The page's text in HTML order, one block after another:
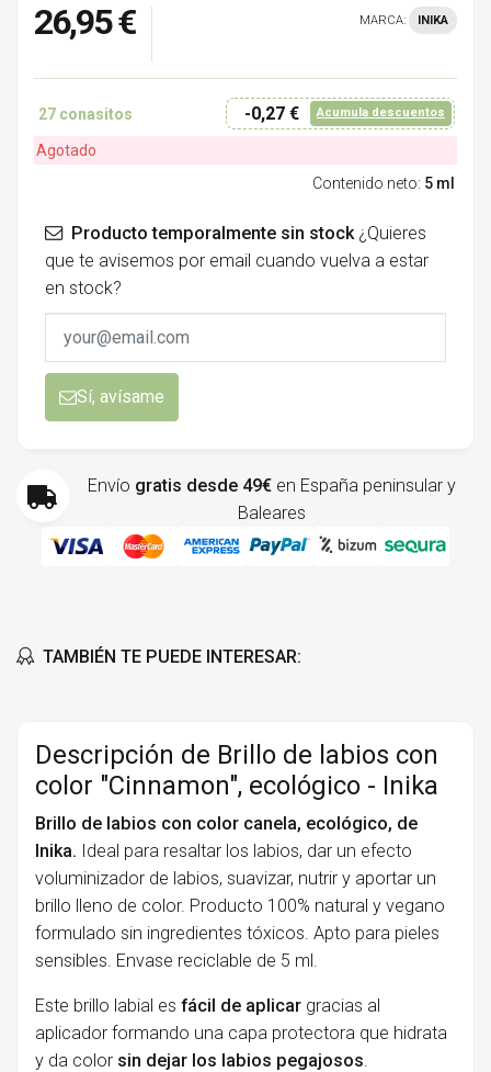
26,95 € MARCA: INIKA
27 conasitos -0,27 € Acumula descuentos
Agotado
Contenido neto: 5 ml
Producto temporalmente sin stock¿Quieres
que te avisemos por email cuando vuelva a estar
en stock?
Sí, avísame
Envío gratis desde 49€ en España peninsular y
Baleares
TAMBIÉN TE PUEDE INTERESAR:
Descripción de Brillo de labios con
color "Cinnamon", ecológico - Inika
Brillo de labios con color canela, ecológico, de
Inika. Ideal para resaltar los labios, dar un efecto
voluminizador de labios, suavizar, nutrir y aportar un
brillo lleno de color. Producto 100% natural y vegano
formulado sin ingredientes tóxicos. Apto para pieles
sensibles. Envase reciclable de 5 ml.
Este brillo labial es fácil de aplicargracias al
aplicador formando una capa protectora que hidrata
y da color sin dejar los labios pegajosos